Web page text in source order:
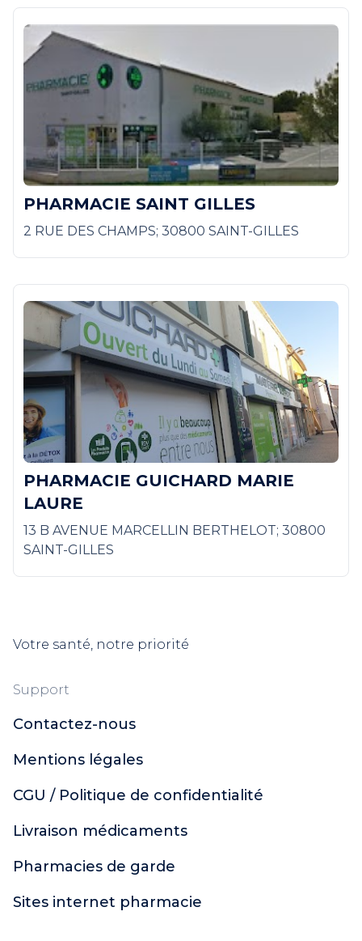
PHARMACIE SAINT GILLES
2 RUE DES CHAMPS; 30800 SAINT-GILLES
PHARMACIE GUICHARD MARIE
LAURE
13 B AVENUE MARCELLIN BERTHELOT; 30800
SAINT-GILLES
Votre santé, notre priorité
Support
Contactez-nous
Mentions légales
CGU / Politique de confidentialité
Livraison médicaments
Pharmacies de garde
Sites internet pharmacie